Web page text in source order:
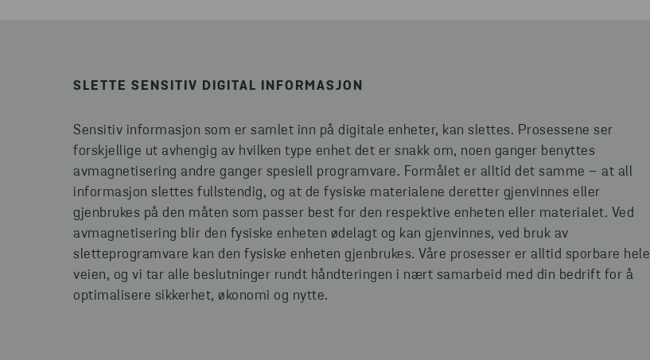
SLETTE SENSITIV DIGITAL INFORMASJON
Sensitiv informasjon som er samlet inn på digitale enheter, kan slettes. Prosessene ser
forskjellige ut avhengig av hvilken type enhet det er snakk om, noen ganger benyttes
avmagnetisering andre ganger spesiell programvare. Formålet er alltid det samme – at all
informasjon slettes fullstendig, og at de fysiske materialene deretter gjenvinnes eller
gjenbrukes på den måten som passer best for den respektive enheten eller materialet. Ved
avmagnetisering blir den fysiske enheten ødelagt og kan gjenvinnes, ved bruk av
sletteprogramvare kan den fysiske enheten gjenbrukes. Våre prosesser er alltid sporbare hele
veien, og vi tar alle beslutninger rundt håndteringen i nært samarbeid med din bedrift for å
optimalisere sikkerhet, økonomi og nytte.